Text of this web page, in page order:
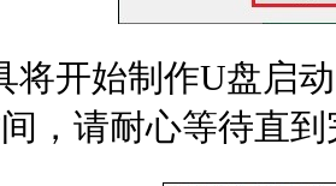
将开始制作U盘启
，请耐心等待直